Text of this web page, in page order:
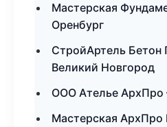
Мастерская
Оренбург
СтройАртель
Великий Новгород
ООО Ателье АрхПро
Мастерская